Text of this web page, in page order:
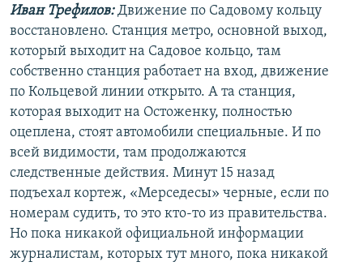
Иван Трефилов:Движение по Садовому кольцу
восстановлено. Станция метро, основной выход,
который выходит на Садовое кольцо, там
собственно станция работает на вход, движение
по Кольцевой линии открыто. А та станция,
которая выходит на Остоженку, полностью
оцеплена, стоят автомобили специальные. И по
всей видимости, там продолжаются
следственные действия. Минут 15 назад
подъехал кортеж, «Мерседесы» черные, если по
номерам судить, то это кто-то из правительства.
Но пока никакой официальной информации
журналистам, которых тут много, пока никакой